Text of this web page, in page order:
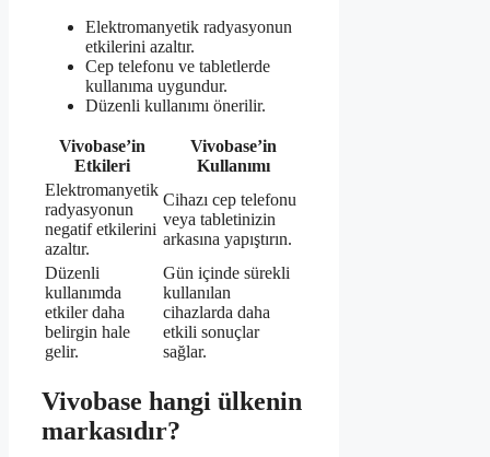
Elektromanyetik radyasyonun
etkilerini azaltır.
Cep telefonu ve tabletlerde
kullanıma uygundur.
Düzenli kullanımı önerilir.
Vivobase’in
Etkileri
Vivobase’in
Kullanımı
Elektromanyetik
radyasyonun
negatif etkilerini
azaltır.
Cihazı cep telefonu
veya tabletinizin
arkasına yapıştırın.
Düzenli
kullanımda
etkiler daha
belirgin hale
gelir.
Gün içinde sürekli
kullanılan
cihazlarda daha
etkili sonuçlar
sağlar.
Vivobase hangi ülkenin
markasıdır?